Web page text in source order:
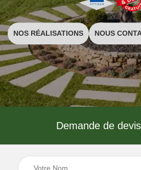
NOS RÉALISATIONS NOUS
Demande de